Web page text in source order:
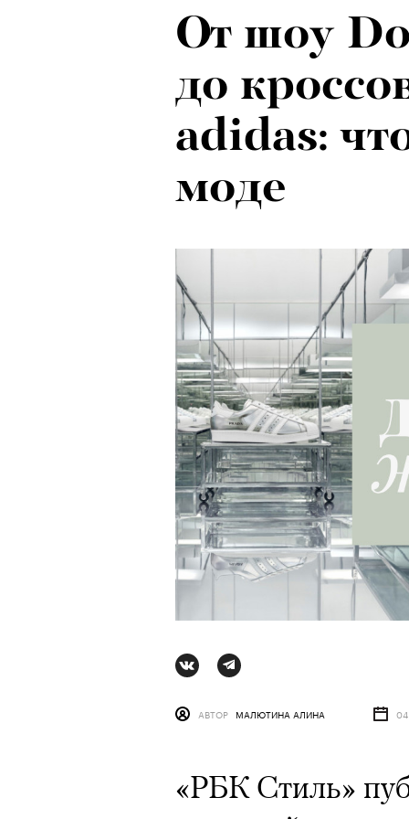
От шоу
до
adidas:
моде
АВТОР МАЛЮТИНА АЛИНА
«РБК Стиль»
Локарно-
показали
кино